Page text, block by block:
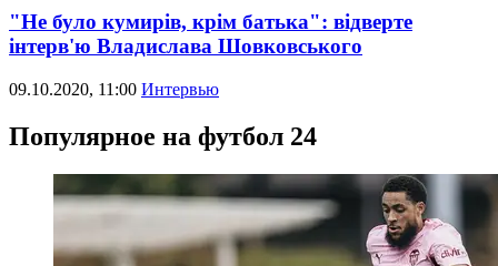
"Не було кумирів, крім батька": відверте
інтерв'ю Владислава Шовковського
09.10.2020, 11:00 Интервью
Популярное на футбол 24